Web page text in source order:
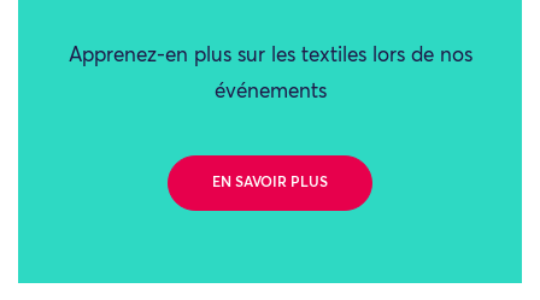
Apprenez-en plus sur les textiles lors de nos
événements
EN SAVOIR PLUS